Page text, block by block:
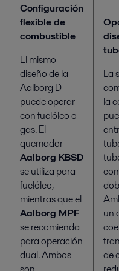
Configuración
flexible de
combustible
El mismo
diseño de la
Aalborg D
puede operar
con fuelóleo o
gas. El
quemador
Aalborg KBSD
se utiliza para
fuelóleo,
mientras que el
Aalborg MPF
se recomienda
para operación
dual. Ambos
La
la
un
de